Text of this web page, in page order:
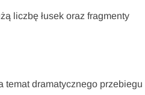
liczbę łusek oraz fragmenty
temat dramatycznego przebiegu